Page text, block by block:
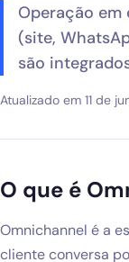
Nossos Apps
Ponti Indica
Loja
Founder
Blog
Operação
(site,
são
Atualizado em 11 de
O que é
Omnichannel é a
cliente conversa